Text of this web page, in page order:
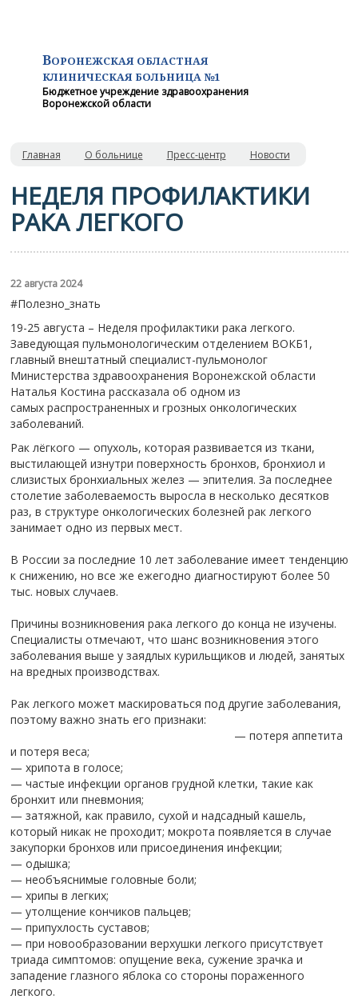
ВОРОНЕЖСКАЯ ОБЛАСТНАЯ
КЛИНИЧЕСКАЯ БОЛЬНИЦА №1
Бюджетное учреждение здравоохранения
Воронежской области
Главная О больнице Пресс-центр Новости
НЕДЕЛЯ ПРОФИЛАКТИКИ
РАКА ЛЕГКОГО
22 августа 2024
#Полезно_знать
19-25 августа – Неделя профилактики рака легкого.
Заведующая пульмонологическим отделением ВОКБ1,
главный внештатный специалист-пульмонолог
Министерства здравоохранения Воронежской области
Наталья Костина рассказала об одном из
самых распространенных и грозных онкологических
заболеваний.
Рак лёгкого — опухоль, которая развивается из ткани,
выстилающей изнутри поверхность бронхов, бронхиол и
слизистых бронхиальных желез — эпителия. За последнее
столетие заболеваемость выросла в несколько десятков
раз, в структуре онкологических болезней рак легкого
занимает одно из первых мест.
В России за последние 10 лет заболевание имеет тенденцию
к снижению, но все же ежегодно диагностируют более 50
тыс. новых случаев.
Причины возникновения рака легкого до конца не изучены.
Специалисты отмечают, что шанс возникновения этого
заболевания выше у заядлых курильщиков и людей, занятых
на вредных производствах.
Рак легкого может маскироваться под другие заболевания,
поэтому важно знать его признаки:
— потеря аппетита
и потеря веса;
— хрипота в голосе;
— частые инфекции органов грудной клетки, такие как
бронхит или пневмония;
— затяжной, как правило, сухой и надсадный кашель,
который никак не проходит; мокрота появляется в случае
закупорки бронхов или присоединения инфекции;
— одышка;
— необъяснимые головные боли;
— хрипы в легких;
— утолщение кончиков пальцев;
— припухлость суставов;
— при новообразовании верхушки легкого присутствует
триада симптомов: опущение века, сужение зрачка и
западение глазного яблока со стороны пораженного
легкого.